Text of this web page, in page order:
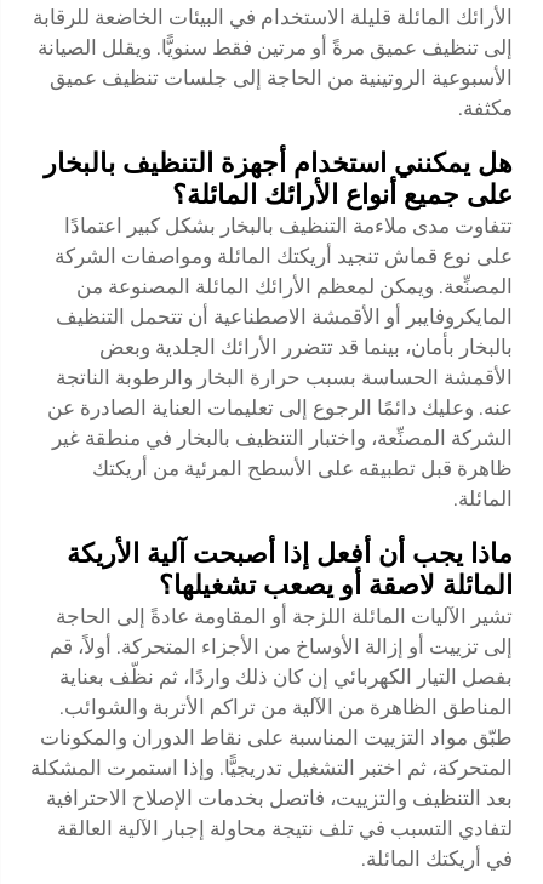
الأرائك المائلة قليلة الاستخدام في البيئات الخاضعة للرقابة
إلى تنظيف عميق مرةً أو مرتين فقط سنويًّا. ويقلل الصيانة
الأسبوعية الروتينية من الحاجة إلى جلسات تنظيف عميق
مكثفة.
هل يمكنني استخدام أجهزة التنظيف بالبخار
على جميع أنواع الأرائك المائلة؟
تتفاوت مدى ملاءمة التنظيف بالبخار بشكل كبير اعتمادًا
على نوع قماش تنجيد أريكتك المائلة ومواصفات الشركة
المصنِّعة. ويمكن لمعظم الأرائك المائلة المصنوعة من
المايكروفايبر أو الأقمشة الاصطناعية أن تتحمل التنظيف
بالبخار بأمان، بينما قد تتضرر الأرائك الجلدية وبعض
الأقمشة الحساسة بسبب حرارة البخار والرطوبة الناتجة
عنه. وعليك دائمًا الرجوع إلى تعليمات العناية الصادرة عن
الشركة المصنِّعة، واختبار التنظيف بالبخار في منطقة غير
ظاهرة قبل تطبيقه على الأسطح المرئية من أريكتك
المائلة.
ماذا يجب أن أفعل إذا أصبحت آلية الأريكة
المائلة لاصقة أو يصعب تشغيلها؟
تشير الآليات المائلة اللزجة أو المقاومة عادةً إلى الحاجة
إلى تزييت أو إزالة الأوساخ من الأجزاء المتحركة. أولاً، قم
بفصل التيار الكهربائي إن كان ذلك واردًا، ثم نظّف بعناية
المناطق الظاهرة من الآلية من تراكم الأتربة والشوائب.
طبّق مواد التزييت المناسبة على نقاط الدوران والمكونات
المتحركة، ثم اختبر التشغيل تدريجيًّا. وإذا استمرت المشكلة
بعد التنظيف والتزييت، فاتصل بخدمات الإصلاح الاحترافية
لتفادي التسبب في تلف نتيجة محاولة إجبار الآلية العالقة
في أريكتك المائلة.